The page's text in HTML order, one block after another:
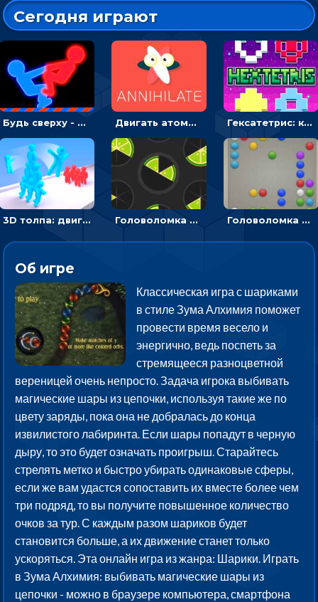
Сегодня играют
Будь сверху - борись с другом и выигрывай Двигать атомы, чтобы соединить – головоломка Гексатетрис: кидать блок, чтобы складывать три в ряд - головоломка
3D толпа: двигаться и собирать цветных человечков Головоломка Ломтики: уложи фрагменты и получи круг Головоломка Линии: собери шарики в ряд из 5
Об игре
Классическая игра с шариками
в стиле Зума Алхимия поможет
провести время весело и
энергично, ведь поспеть за
стремящееся разноцветной
вереницей очень непросто. Задача игрока выбивать
магические шары из цепочки, используя такие же по
цвету заряды, пока она не добралась до конца
извилистого лабиринта. Если шары попадут в черную
дыру, то это будет означать проигрыш. Старайтесь
стрелять метко и быстро убирать одинаковые сферы,
если же вам удастся сопоставить их вместе более чем
три подряд, то вы получите повышенное количество
очков за тур. С каждым разом шариков будет
становится больше, а их движение станет только
ускоряться. Эта онлайн игра из жанра: Шарики. Играть
в Зума Алхимия: выбивать магические шары из
цепочки - можно в браузере компьютера, смартфона